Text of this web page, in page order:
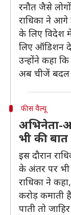
रनौत जैसे
राधिका ने आगे
के लिए विदेश
लिए ऑडिशन
उन्होंने कहा
अब चीजें बदल
फीस वैल्यू
अभिनेता-
भी की बात
इस दौरान
के अंतर पर भी
राधिका ने
करोड़ कमाती
पाती तो